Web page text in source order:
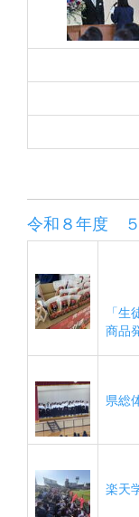
令和８年度
「
商品
県総
楽天